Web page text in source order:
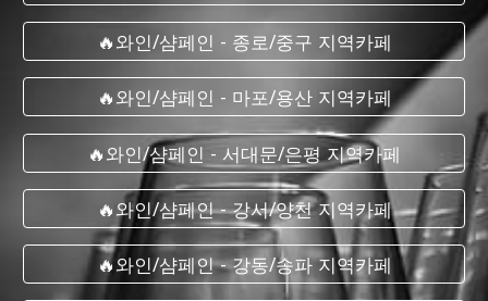
🔥와인/샴페인 - 종로/중구 지역카페
🔥와인/샴페인 - 마포/용산 지역카페
🔥와인/샴페인 - 서대문/은평 지역카페
🔥와인/샴페인 - 강서/양천 지역카페
🔥와인/샴페인 - 강동/송파 지역카페